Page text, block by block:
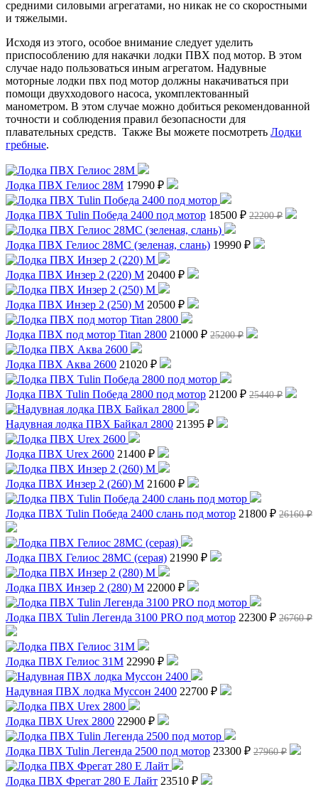
средними силовыми агрегатами, но никак не со скоростными
и тяжелыми.
Исходя из этого, особое внимание следует уделить
приспособлению для накачки лодки ПВХ под мотор. В этом
случае надо пользоваться иным агрегатом. Надувные
моторные лодки пвх под мотор должны накачиваться при
помощи двухходового насоса, укомплектованный
манометром. В этом случае можно добиться рекомендованной
точности и соблюдения правил безопасности для
плавательных средств. Также Вы можете посмотреть Лодки
гребные.
Лодка ПВХ Гелиос 28М 17990 ₽
Лодка ПВХ Tulin Победа 2400 под мотор 18500 ₽ 22200 ₽
Лодка ПВХ Гелиос 28МС (зеленая, слань) 19990 ₽
Лодка ПВХ Инзер 2 (220) М 20400 ₽
Лодка ПВХ Инзер 2 (250) М 20500 ₽
Лодка ПВХ под мотор Titan 2800 21000 ₽ 25200 ₽
Лодка ПВХ Аква 2600 21020 ₽
Лодка ПВХ Tulin Победа 2800 под мотор 21200 ₽ 25440 ₽
Надувная лодка ПВХ Байкал 2800 21395 ₽
Лодка ПВХ Urex 2600 21400 ₽
Лодка ПВХ Инзер 2 (260) М 21600 ₽
Лодка ПВХ Tulin Победа 2400 слань под мотор 21800 ₽ 26160 ₽
Лодка ПВХ Гелиос 28МC (серая) 21990 ₽
Лодка ПВХ Инзер 2 (280) М 22000 ₽
Лодка ПВХ Tulin Легенда 3100 PRO под мотор 22300 ₽ 26760 ₽
Лодка ПВХ Гелиос 31М 22990 ₽
Надувная ПВХ лодка Муссон 2400 22700 ₽
Лодка ПВХ Urex 2800 22900 ₽
Лодка ПВХ Tulin Легенда 2500 под мотор 23300 ₽ 27960 ₽
Лодка ПВХ Фрегат 280 Е Лайт 23510 ₽